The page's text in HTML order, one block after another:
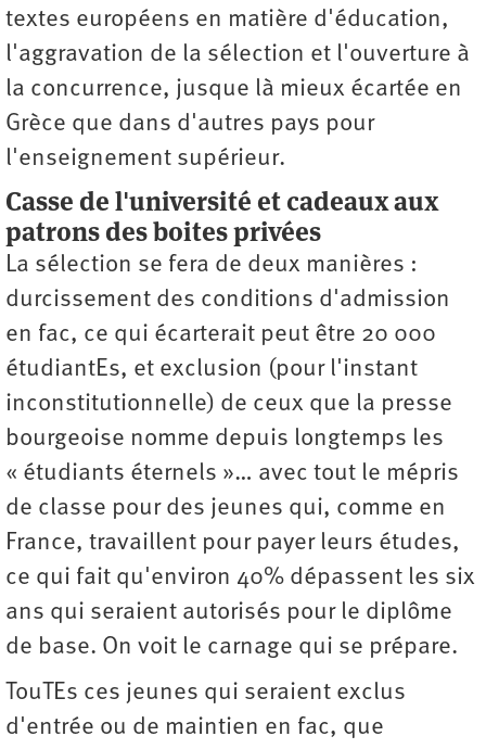
textes européens en matière d'éducation,
l'aggravation de la sélection et l'ouverture à
la concurrence, jusque là mieux écartée en
Grèce que dans d'autres pays pour
l'enseignement supérieur.
Casse de l'université et cadeaux aux
patrons des boites privées
La sélection se fera de deux manières :
durcissement des conditions d'admission
en fac, ce qui écarterait peut être 20 000
étudiantEs, et exclusion (pour l'instant
inconstitutionnelle) de ceux que la presse
bourgeoise nomme depuis longtemps les
« étudiants éternels »… avec tout le mépris
de classe pour des jeunes qui, comme en
France, travaillent pour payer leurs études,
ce qui fait qu'environ 40% dépassent les six
ans qui seraient autorisés pour le diplôme
de base. On voit le carnage qui se prépare.
TouTEs ces jeunes qui seraient exclus
d'entrée ou de maintien en fac, que